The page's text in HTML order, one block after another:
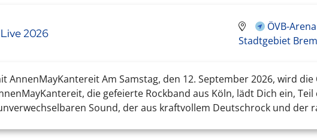
2026
ÖVB-
Stadtgebiet
AnnenMayKantereit Am Samstag, den 12. September 2026, wird
die gefeierte Rockband aus Köln, lädt Dich ein,
Sound, der aus kraftvollem Deutschrock und der